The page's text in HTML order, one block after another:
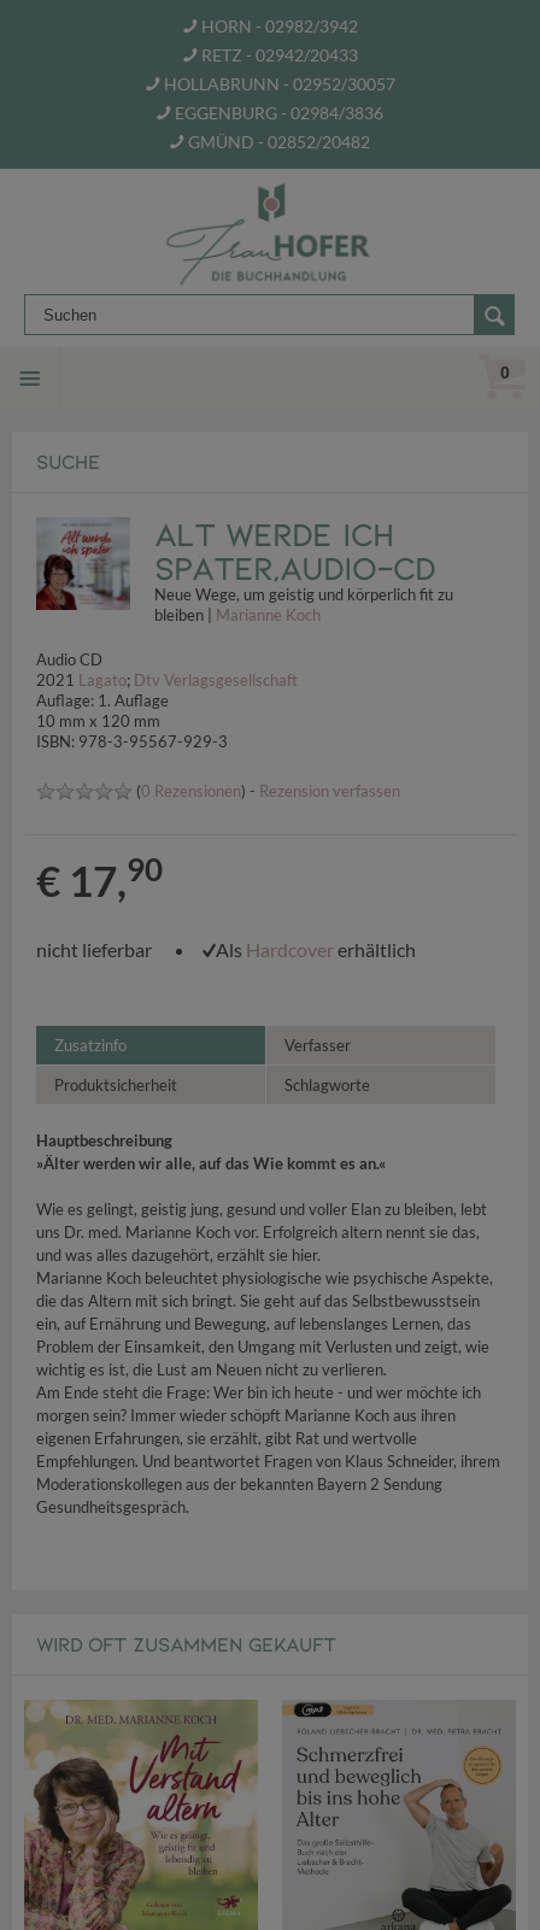
HORN - 02982/3942
RETZ - 02942/20433
HOLLABRUNN - 02952/30057
EGGENBURG - 02984/3836
GMÜND - 02852/20482
0
SUCHE
Alt werde ich
später,Audio-CD
Neue Wege, um geistig und körperlich fit zu
bleiben | Marianne Koch
Audio CD
2021 Lagato; Dtv Verlagsgesellschaft
Auflage: 1. Auflage
10 mm x 120 mm
ISBN: 978-3-95567-929-3
(0 Rezensionen) - Rezension verfassen
€ 17,90
nicht lieferbar Als Hardcovererhältlich
Zusatzinfo Verfasser
Produktsicherheit Schlagworte
Hauptbeschreibung
»Älter werden wir alle, auf das Wie kommt es an.«
Wie es gelingt, geistig jung, gesund und voller Elan zu bleiben, lebt
uns Dr. med. Marianne Koch vor. Erfolgreich altern nennt sie das,
und was alles dazugehört, erzählt sie hier.
Marianne Koch beleuchtet physiologische wie psychische Aspekte,
die das Altern mit sich bringt. Sie geht auf das Selbstbewusstsein
ein, auf Ernährung und Bewegung, auf lebenslanges Lernen, das
Problem der Einsamkeit, den Umgang mit Verlusten und zeigt, wie
wichtig es ist, die Lust am Neuen nicht zu verlieren.
Am Ende steht die Frage: Wer bin ich heute - und wer möchte ich
morgen sein? Immer wieder schöpft Marianne Koch aus ihren
eigenen Erfahrungen, sie erzählt, gibt Rat und wertvolle
Empfehlungen. Und beantwortet Fragen von Klaus Schneider, ihrem
Moderationskollegen aus der bekannten Bayern 2 Sendung
Gesundheitsgespräch.
WIRD OFT ZUSAMMEN GEKAUFT